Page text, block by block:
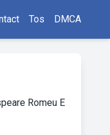
Tos DMCA
Romeu E